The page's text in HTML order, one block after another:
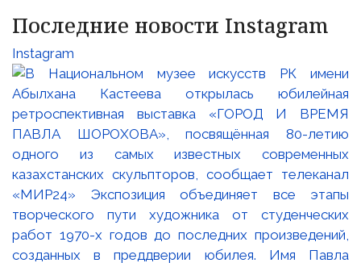
Последние новости Instagram
Instagram